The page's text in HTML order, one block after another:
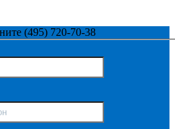
(495) 720-70-38